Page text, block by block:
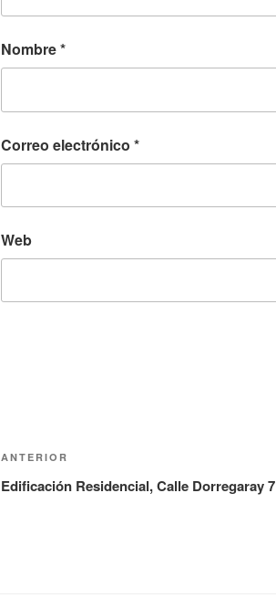
Nombre*
Correo electrónico *
Web
Navegación
de
Entrada
anterior:
ANTERIOR
Edificación Residencial, Calle Dorregaray 7